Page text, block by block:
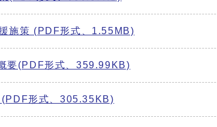
施策 (PDF形式、1.55MB)
要(PDF形式、359.99KB)
(PDF形式、305.35KB)